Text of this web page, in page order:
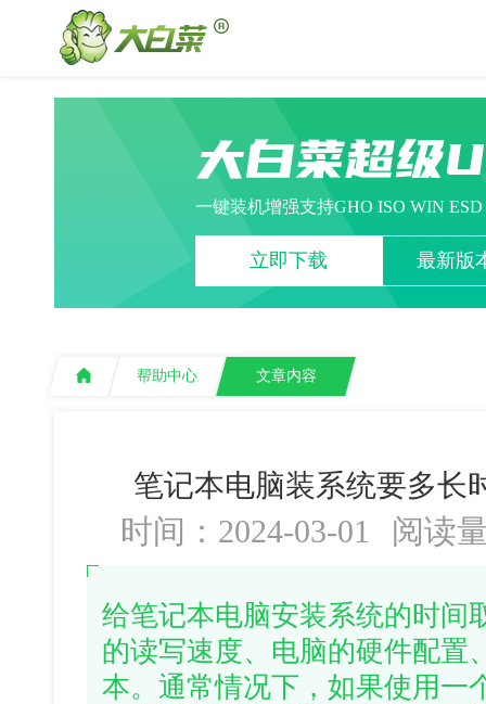
大白菜超级
一键装机增强支持GHO ISO WIN
立即下载 最新版
帮助中心 文章内容
笔记本电脑装系统要多长
时间：2024-03-01 阅读
给笔记本电脑安装系统的时间
的读写速度、电脑的硬件配置
本。通常情况下，如果使用一